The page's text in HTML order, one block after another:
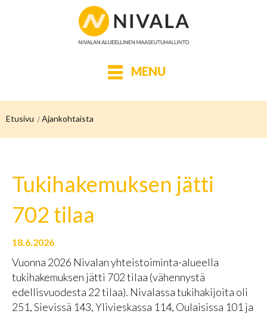
MENU
Etusivu Ajankohtaista
Tukihakemuksen jätti
702 tilaa
18.6.2026
Vuonna 2026 Nivalan yhteistoiminta-alueella
tukihakemuksen jätti 702 tilaa (vähennystä
edellisvuodesta 22 tilaa). Nivalassa tukihakijoita oli
251, Sievissä 143, Ylivieskassa 114, Oulaisissa 101 ja